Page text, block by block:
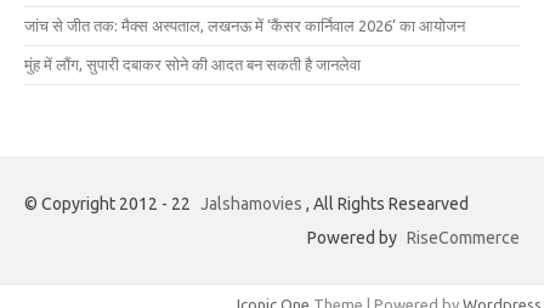
जांच से जीत तक: मैक्स अस्पताल, लखनऊ में ‘कैंसर कार्निवाल 2026’ का आयोजन
मुंह में लौंग, सुपारी दबाकर सोने की आदत बन सकती है जानलेवा
© Copyright 2012 - 22 Jalshamovies , All Rights Researved
Powered by RiseCommerce
Iconic One Theme | Powered by Wordpress